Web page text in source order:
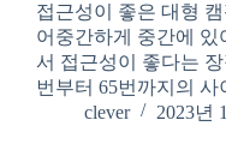
접근성이 좋은 대형
어중간하게 중간에 있
서 접근성이 좋다는
번부터 65번까지의
clever
2023년